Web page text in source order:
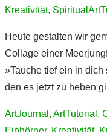
Kreativität,
Heute gestalten wir
Collage einer
»Tauche tief ein in dich
den es jetzt zu heben
ArtJournal , ArtTutorial ,